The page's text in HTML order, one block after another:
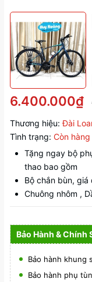
6.400.000₫
Thương hiệu: Đài
Tình trạng: Còn hàng
Tặng ngay bộ
thao bao gồm
Bộ chắn bùn,
Chuông nhôm ,
Bảo Hành & Chính
Bảo hành khung
Bảo hành phụ